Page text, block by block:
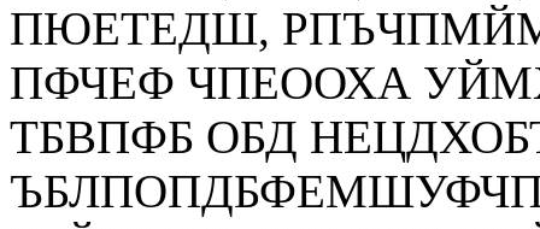
ПЮЕТЕДШ,
ПФЧЕФ ЧПЕООХА
ТБВПФБ ОБД